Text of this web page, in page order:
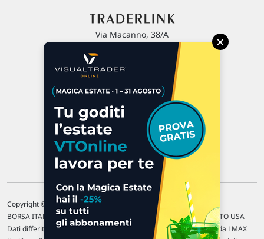
Via Macanno, 38/A
P.IVA 02 452 460 401
Chi siamo
Commenti e segnalazioni
Contattaci
Copyright © 1996-2026 Traderlink Italia s.r.l.
BORSA ITALIANA Quotazioni di borsa differite di 15 min. / MERCATO USA
Dati differiti di 15 min. (fonte Intrinio) / FOREX Quotazioni fornite da LMAX
×